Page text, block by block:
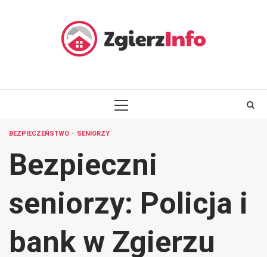
PRIMARY
BEZPIECZEŃSTWO SENIORZY
Bezpieczni
seniorzy: Policja i
bank w Zgierzu